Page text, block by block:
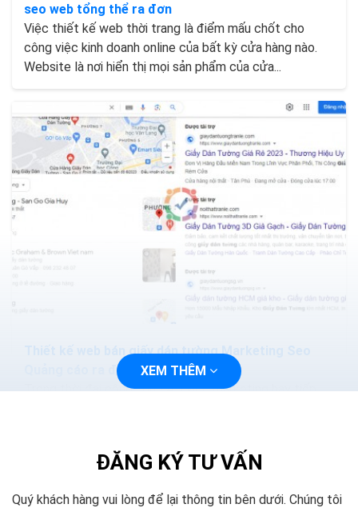
seo web tổng thể ra đơn
Việc thiết kế web thời trang là điểm mấu chốt cho
công việc kinh doanh online của bất kỳ cửa hàng nào.
Website là nơi hiển thị mọi sản phẩm của cửa...
Thiết kế web bán giấy dán tường Marketing Seo
Quảng cáo ra đơn 100%
Trong thời đại công nghệ 4.0 việc marketing hay tiếp
XEM THÊM
ĐĂNG KÝ TƯ VẤN
Quý khách hàng vui lòng để lại thông tin bên dưới. Chúng tôi